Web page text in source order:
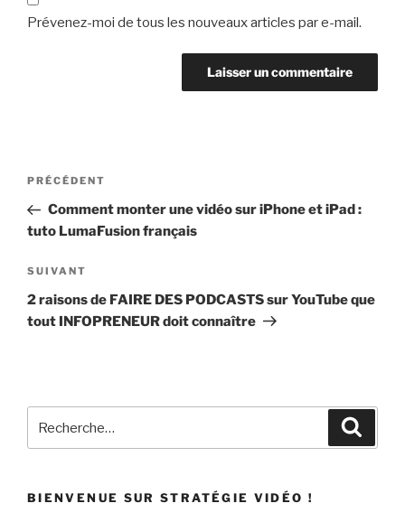
Prévenez-moi de tous les nouveaux articles par e-mail.
PRÉCÉDENT
Comment monter une vidéo sur iPhone et iPad :
tuto LumaFusion français
SUIVANT
2 raisons de FAIRE DES PODCASTS sur YouTube que
tout INFOPRENEUR doit connaître
BIENVENUE SUR STRATÉGIE VIDÉO !